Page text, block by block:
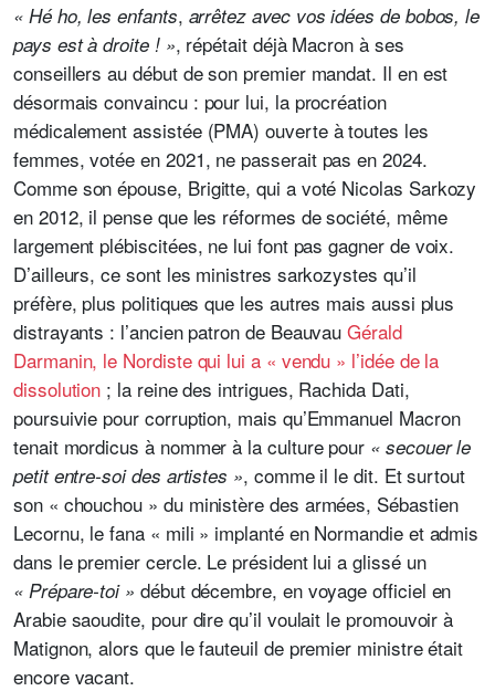
« Hé ho, les enfants, arrêtez avec vos idées de bobos, le
pays est à droite ! », répétait déjà Macron à ses
conseillers au début de son premier mandat. Il en est
désormais convaincu : pour lui, la procréation
médicalement assistée (PMA) ouverte à toutes les
femmes, votée en 2021, ne passerait pas en 2024.
Comme son épouse, Brigitte, qui a voté Nicolas Sarkozy
en 2012, il pense que les réformes de société, même
largement plébiscitées, ne lui font pas gagner de voix.
D’ailleurs, ce sont les ministres sarkozystes qu’il
préfère, plus politiques que les autres mais aussi plus
distrayants : l’ancien patron de BeauvauGérald
Darmanin, le Nordiste qui lui a « vendu » l’idée de la
dissolution ; la reine des intrigues, Rachida Dati,
poursuivie pour corruption, mais qu’Emmanuel Macron
tenait mordicus à nommer à la culture pour « secouer le
petit entre-soi des artistes », comme il le dit. Et surtout
son « chouchou » du ministère des armées, Sébastien
Lecornu, le fana « mili » implanté en Normandie et admis
dans le premier cercle. Le président lui a glissé un
« Prépare-toi » début décembre, en voyage officiel en
Arabie saoudite, pour dire qu’il voulait le promouvoir à
Matignon, alors que le fauteuil de premier ministre était
encore vacant.